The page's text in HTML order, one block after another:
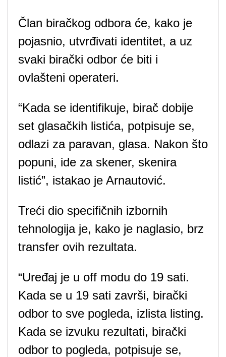
Član biračkog odbora će, kako je
pojasnio, utvrđivati identitet, a uz
svaki birački odbor će biti i
ovlašteni operateri.
“Kada se identifikuje, birač dobije
set glasačkih listića, potpisuje se,
odlazi za paravan, glasa. Nakon što
popuni, ide za skener, skenira
listić”, istakao je Arnautović.
Treći dio specifičnih izbornih
tehnologija je, kako je naglasio, brz
transfer ovih rezultata.
“Uređaj je u off modu do 19 sati.
Kada se u 19 sati završi, birački
odbor to sve pogleda, izlista listing.
Kada se izvuku rezultati, birački
odbor to pogleda, potpisuje se,